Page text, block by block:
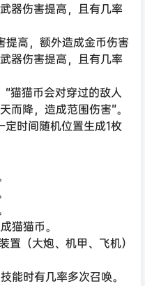
器伤害提高，且有几率
提高，额外造成金币伤害
器伤害提高，且有几率
“猫猫币会对穿过的敌人
而降，造成范围伤害”。
定时间随机位置生成1枚
猫猫币。
置（大炮、机甲、飞机）
能时有几率多次召唤。